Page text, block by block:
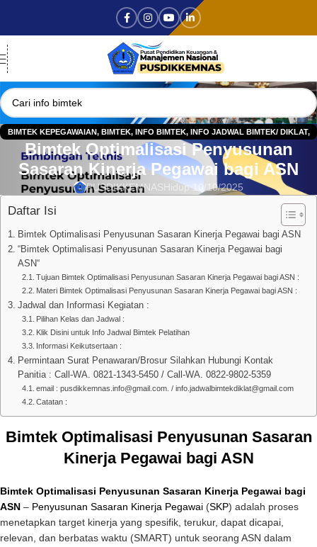
BIMTEK KEPEGAWAIAN, BIMTEK, INFO BIMTEK, INFO JADWAL BIMTEK/ DIKLAT,
JADWAL BIMTEK 2025,JADWAL DIKLAT 2025
Bimtek Optimalisasi Penyusunan
Sasaran Kinerja Pegawai bagi ASN
PUSDIKKEMNASHidup 10/10/2025
Daftar Isi
Bimtek Optimalisasi Penyusunan Sasaran Kinerja Pegawai bagi ASN
“Bimtek Optimalisasi Penyusunan Sasaran Kinerja Pegawai bagi
ASN“
Tujuan Bimtek Optimalisasi Penyusunan Sasaran Kinerja Pegawai bagi ASN :
Materi Bimtek Optimalisasi Penyusunan Sasaran Kinerja Pegawai bagi ASN :
Jadwal dan Informasi Kegiatan :
Pilihan Kelas dan Jadwal :
Klik Disini untuk Info Jadwal Bimtek Pelatihan
Informasi Keikutsertaan :
Permintaan Surat Penawaran/Brosur Silahkan Hubungi Kontak
Panitia : Call-WA. 0821-1343-5450 / Call-WA. 0822-9802-5359
email : pusdikkemnas.info@gmail.com. / info.jadwalbimtekdiklat@gmail.com
Catatan :
Bimtek Optimalisasi Penyusunan Sasaran
Kinerja Pegawai bagi ASN
Bimtek Optimalisasi Penyusunan Sasaran Kinerja Pegawai bagi
ASN – Penyusunan Sasaran Kinerja Pegawai (SKP) adalah proses
menetapkan target kinerja yang spesifik, terukur, dapat dicapai,
relevan, dan berbatas waktu (SMART) untuk seorang ASN dalam